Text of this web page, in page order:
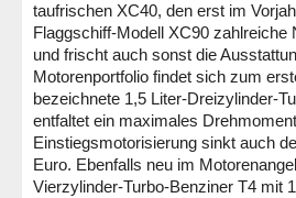
taufrischen XC40, den erst im
Flaggschiff-Modell XC90 zahlreiche
und frischt auch sonst die
Motorenportfolio findet sich zum
bezeichnete 1,5 Liter-Dreizylinder-
entfaltet ein maximales
Einstiegsmotorisierung sinkt auch
Euro. Ebenfalls neu im
Vierzylinder-Turbo-Benziner T4 mit